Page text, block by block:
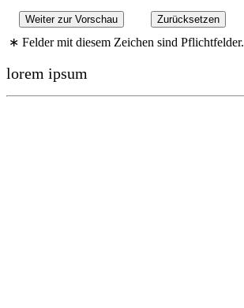
∗ Felder mit diesem Zeichen sind Pflichtfelder.
lorem ipsum